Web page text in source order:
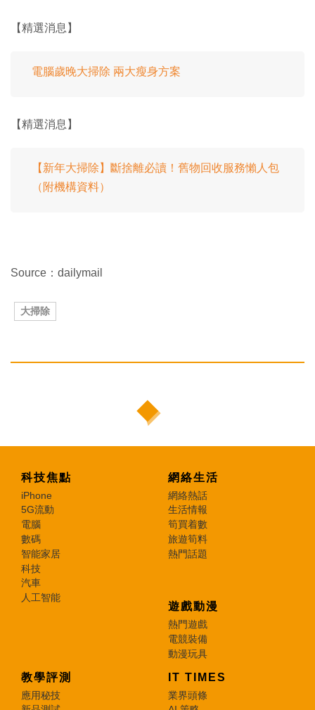
【精選消息】
電腦歲晚大掃除 兩大瘦身方案
【精選消息】
【新年大掃除】斷捨離必讀！舊物回收服務懶人包
（附機構資料）
Source：dailymail
大掃除
科技焦點
iPhone
5G流動
電腦
數碼
智能家居
科技
汽車
人工智能
網絡生活
網絡熱話
生活情報
筍買着數
旅遊筍料
熱門話題
遊戲動漫
熱門遊戲
電競裝備
動漫玩具
教學評測
應用秘技
IT TIMES
業界頭條